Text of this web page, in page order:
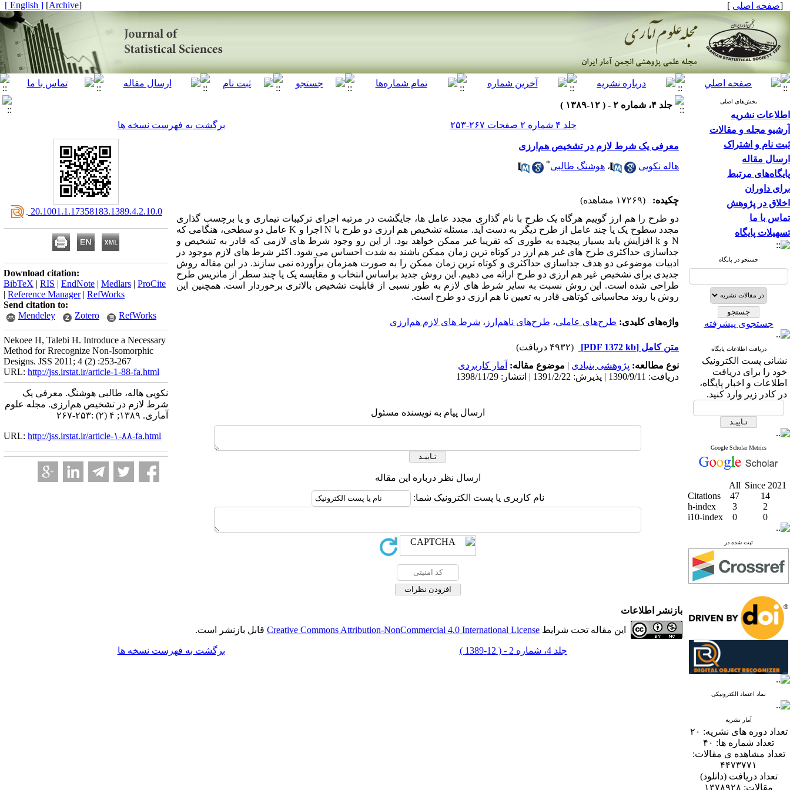
[صفحه اصلی ]
[
Archive
]
[ English ]
بخش‌های اصلی
اطلاعات نشریه
آرشیو مجله و مقالات
ثبت نام و اشتراک
ارسال مقاله
پایگاه‌های مرتبط
برای داوران
اخلاق در پژوهش
تماس با ما
تسهیلات پایگاه
جستجو در پایگاه
جستجوی پیشرفته
دریافت اطلاعات پایگاه
نشانی پست الکترونیک
خود را برای دریافت
اطلاعات و اخبار پایگاه،
در کادر زیر وارد کنید.
Google Scholar Metrics
All Since 2021
Citations
47
14
h-index
3
2
i10-index
0 0
ثبت شده در
نماد اعتماد الکترونیکی
آمار نشریه
تعداد دوره های نشریه: ۲۰
تعداد شماره ها: ۴۰
تعداد مشاهده ی مقالات:
۴۴۷۳۷۷۱
تعداد دریافت (دانلود)
مقالات: ۱۳۷۸۹۲۸
جلد ۴، شماره ۲ - ( ۱۲-۱۳۸۹ )
جلد ۴ شماره ۲ صفحات ۲۶۷-۲۵۳
برگشت به فهرست نسخه ها
معرفی یک شرط لازم در تشخیص هم‌ارزی
هاله نکویی ، هوشنگ طالبی*
چکیده:
(۱۷۲۶۹ مشاهده)
دو طرح را هم ارز گوییم هرگاه یک طرح با نام گذاری مجدد عامل ها، جایگشت در مرتبه اجرای ترکیبات تیماری و یا برچسب گذاری
مجدد سطوح یک یا چند عامل از طرح دیگر به دست آید. مسئله تشخیص هم ارزی دو طرح با N اجرا و K عامل دو سطحی، هنگامی که
N و k افزایش یابد بسیار پیچیده به طوری که تقریبا غیر ممکن خواهد بود. از این رو وجود شرط های لازمی که قادر به تشخیص و
جداسازی حداکثری طرح های غیر هم ارز در کوتاه ترین زمان ممکن باشند به شدت احساس می شود. اکثر شرط های لازم موجود در
ادبیات موضوعی دو هدف جداسازی حداکثری و کوتاه ترین زمان ممکن را به صورت همزمان برآورده نمی سازند. در این مقاله روش
جدیدی برای تشخیص غیر هم ارزی دو طرح ارائه می دهیم. این روش جدید براساس انتخاب و مقایسه یک یا چند سطر از ماتریس طرح
طراحی شده است. این روش نسبت به سایر شرط های لازم به طور نسبی از قابلیت تشخیص بالاتری برخوردار است. همچنین این
روش با روند محاسباتی کوتاهی قادر به تعیین نا هم ارزی دو طرح است.
واژه‌های کلیدی: طرح‌های عاملی، طرح‌های ناهم‌ارز ، شرط‌ های لازم هم‌ارزی
متن کامل [PDF 1372 kb]
(۴۹۳۲ دریافت)
نوع مطالعه: پژوهشی بنیادی | موضوع مقاله: آمار کاربردی
دریافت: 1390/9/11 | پذیرش: 1391/2/22 | انتشار: 1398/11/29
ارسال پیام به نویسنده مسئول
ارسال نظر درباره این مقاله
نام کاربری یا پست الکترونیک شما:
‎ 20.1001.1.17358183.1389.4.2.10.0
Download citation:
BibTeX | RIS | EndNote | Medlars | ProCite
| Reference Manager| RefWorks
Send citation to:
Mendeley
Zotero RefWorks
Nekoee H, Talebi H. Introduce a Necessary
Method for Rrecognize Non-Isomorphic
Designs. JSS 2011; 4 (2) :253-267
URL: http://jss.irstat.ir/article-1-88-fa.html
نکویی هاله، طالبی هوشنگ. معرفی یک
شرط لازم در تشخیص هم‌ارزی. مجله علوم
آماری. ۱۳۸۹; ۴ (۲) :۲۵۳-۲۶۷
URL: http://jss.irstat.ir/article-۱-۸۸-fa.html
بازنشر اطلاعات
این مقاله تحت شرایط Creative Commons Attribution-NonCommercial 4.0 International License قابل بازنشر است.
جلد 4، شماره 2 - ( 12-1389 ) برگشت به فهرست نسخه ها